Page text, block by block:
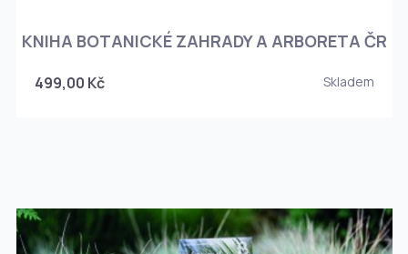
KNIHA BOTANICKÉ ZAHRADY A ARBORETA ČR
499,00 Kč Skladem